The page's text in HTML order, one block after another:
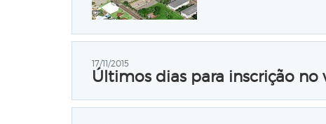
17/11/2015
Últimos dias para inscrição